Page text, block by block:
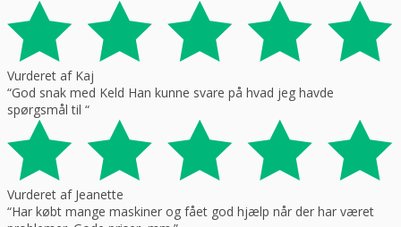
Vurderet af Kaj
“God snak med Keld Han kunne svare på hvad jeg havde
spørgsmål til “
Vurderet af Jeanette
“Har købt mange maskiner og fået god hjælp når der har været